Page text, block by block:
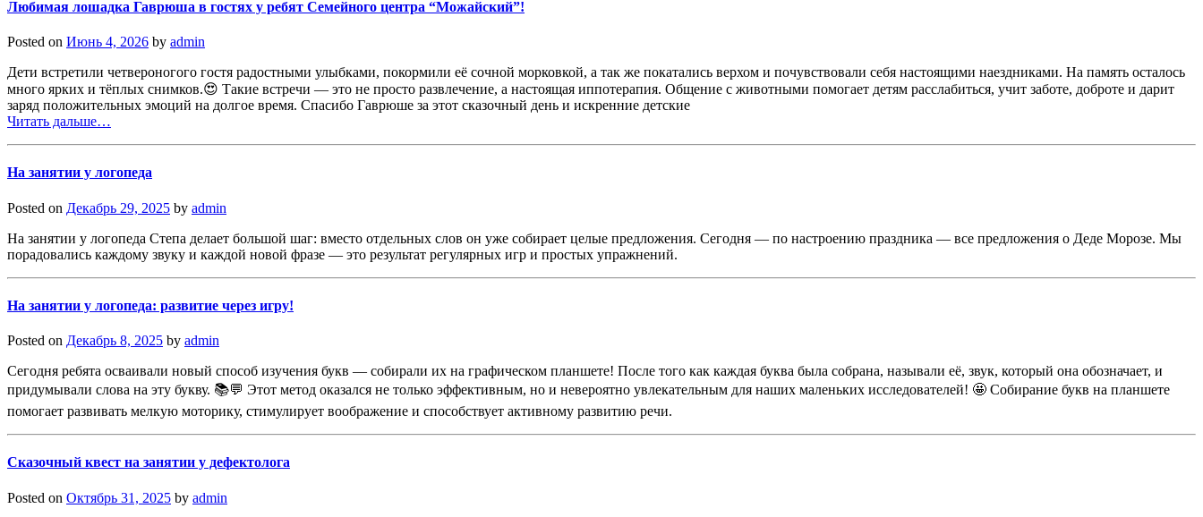
Любимая лошадка Гаврюша в гостях у ребят Семейного центра “Можайский”!
Posted on Июнь 4, 2026 by admin
Дети встретили четвероногого гостя радостными улыбками, покормили её сочной морковкой, а так же покатались верхом и почувствовали себя настоящими наездниками. На память осталось
много ярких и тёплых снимков.😍 Такие встречи — это не просто развлечение, а настоящая иппотерапия. Общение с животными помогает детям расслабиться, учит заботе, доброте и дарит
заряд положительных эмоций на долгое время. Спасибо Гаврюше за этот сказочный день и искренние детские
Читать дальше…
На занятии у логопеда
Posted on Декабрь 29, 2025 by admin
На занятии у логопеда Степа делает большой шаг: вместо отдельных слов он уже собирает целые предложения. Сегодня — по настроению праздника — все предложения о Деде Морозе. Мы
порадовались каждому звуку и каждой новой фразе — это результат регулярных игр и простых упражнений.
На занятии у логопеда: развитие через игру!
Posted on Декабрь 8, 2025 by admin
Сегодня ребята осваивали новый способ изучения букв — собирали их на графическом планшете! После того как каждая буква была собрана, называли её, звук, который она обозначает, и
придумывали слова на эту букву. 📚💬 Этот метод оказался не только эффективным, но и невероятно увлекательным для наших маленьких исследователей! 🤩 Собирание букв на планшете
помогает развивать мелкую моторику, стимулирует воображение и способствует активному развитию речи.
Сказочный квест на занятии у дефектолога
Posted on Октябрь 31, 2025 by admin